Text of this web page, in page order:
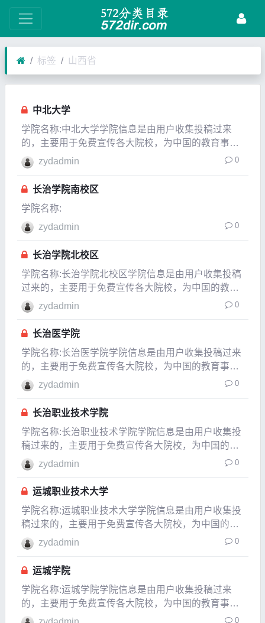
标签 山西省
中北大学
学院名称:中北大学学院信息是由用户收集投稿过来
的，主要用于免费宣传各大院校，为中国的教育事业
贡献一份自已的力量，如果发现信息有变化或有信息
不对的地方，请以各大院校的官方网站介绍为准。所
在城市山西太原市建校时间1941年隶属于山西省是否
是98
zydadmin 0
长治学院南校区
学院名称:
zydadmin
0
长治学院北校区
学院名称:长治学院北校区学院信息是由用户收集投稿
过来的，主要用于免费宣传各大院校，为中国的教育
事业贡献一份自已的力量，如果发现信息有变化或有
信息不对的地方，请以各大院校的官方网站介绍为
准。所在城市山
zydadmin 0
长治医学院
学院名称:长治医学院学院信息是由用户收集投稿过来
的，主要用于免费宣传各大院校，为中国的教育事业
贡献一份自已的力量，如果发现信息有变化或有信息
不对的地方，请以各大院校的官方网站介绍为准。所
在城市山西长治市长治县建校时间1946年隶属于山西
省是
zydadmin 0
长治职业技术学院
学院名称:长治职业技术学院学院信息是由用户收集投
稿过来的，主要用于免费宣传各大院校，为中国的教
育事业贡献一份自已的力量，如果发现信息有变化或
有信息不对的地方，请以各大院校的官方网站介绍为
准。所在城市山西长治市建校时间2000年隶属于山西
zydadmin 0
运城职业技术大学
学院名称:运城职业技术大学学院信息是由用户收集投
稿过来的，主要用于免费宣传各大院校，为中国的教
育事业贡献一份自已的力量，如果发现信息有变化或
有信息不对的地方，请以各大院校的官方网站介绍为
准。所在城市山西运
zydadmin 0
运城学院
学院名称:运城学院学院信息是由用户收集投稿过来
的，主要用于免费宣传各大院校，为中国的教育事业
贡献一份自已的力量，如果发现信息有变化或有信息
0